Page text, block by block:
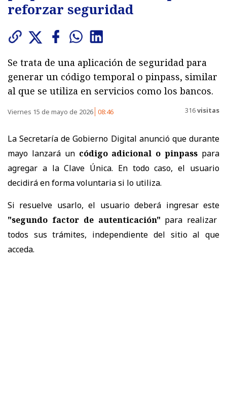
reforzar seguridad
Se trata de una aplicación de seguridad para
generar un código temporal o pinpass, similar
al que se utiliza en servicios como los bancos.
Viernes 15 de mayo de 2026 08:46 316visitas
La Secretaría de Gobierno Digital anunció que durante
mayo lanzará un código adicional o pinpass para
agregar a la Clave Única. En todo caso, el usuario
decidirá en forma voluntaria si lo utiliza.
Si resuelve usarlo, el usuario deberá ingresar este
"segundo factor de autenticación" para realizar
todos sus trámites, independiente del sitio al que
acceda.